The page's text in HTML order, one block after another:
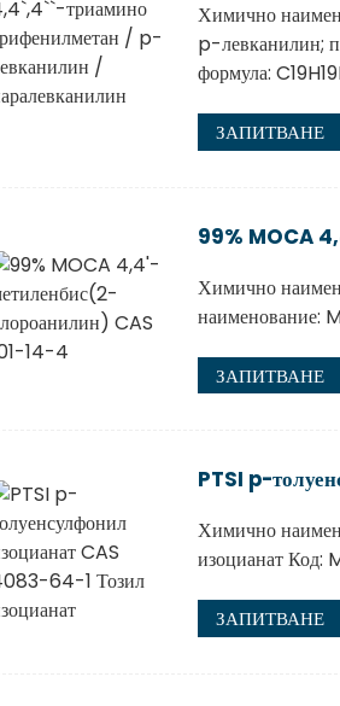
Химично
p-левканилин;
формула:
ЗАПИТВАНЕ
99% MOCA
Химично
наименование:
ЗАПИТВАНЕ
PTSI p-
Химично
изоцианат
ЗАПИТВАНЕ